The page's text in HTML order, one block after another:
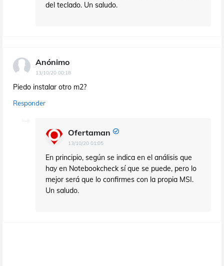
del teclado. Un saludo.
Anónimo
13/10/20 00:18
Piedo instalar otro m2?
Responder
Ofertaman
13/10/20 01:05
En principio, según se indica en el análisis que
hay en Notebookcheck sí que se puede, pero lo
mejor será que lo confirmes con la propia MSI.
Un saludo.